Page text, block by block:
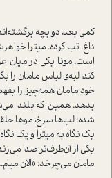
کمی بعد، دو بچه
داغ. تب کرده. میترا
ا‌ست. مونا یکی در میان
کند، لبه‌ی لباس مامان را
خود مامان همه‌چیز را
بدهد. همین که بلند
شده؛ لب‌ها سرخ، موها
یک نگاه به میترا و یک
یکی از آن‌طرف‌تر صدا
مامان می‌چرخد: «الان